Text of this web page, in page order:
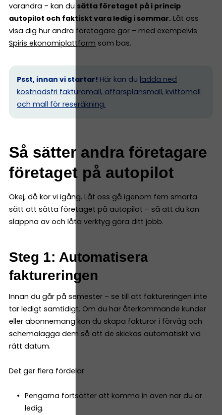
varandra – kan du sätta företaget på i princip
autopilot och faktiskt vara ledig i sommar. Låt oss
visa dig hur andra företagare gör – med exempelvis
Spiris ekonomiplattform som bas.
Psst, innan vi startar! Här kan du ladda ned
kostnadsfri fakturamall, affärsplansmall, kvittomall
och mall för reseräkning.
Så sätter andra företagare
företaget på autopilot
Okej, då kör vi igång. Låt oss gå igenom fem smarta
sätt att sätta företaget på autopilot – så att du kan
slappna av och låta verktyg göra ditt jobb.
Steg 1: Automatisera
faktureringen
Innan du går på semester – se till att faktureringen inte
tar ledigt samtidigt. Om du har återkommande kunder
eller abonnemang kan du skapa fakturor i förväg och
schemalägga dem så att de skickas automatiskt vid
rätt datum.
Det ger flera fördelar:
Pengarna fortsätter att komma in även när du är
ledig.